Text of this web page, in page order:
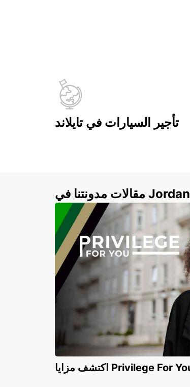
تأجير السيارات في تايلاند
مقالات مدونتنا في Jordan